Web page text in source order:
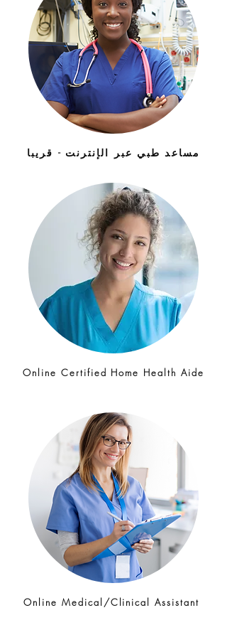
مساعد طبي عبر الإنترنت - قريبا
Online Certified Home Health Aide
Online Medical/Clinical Assistant